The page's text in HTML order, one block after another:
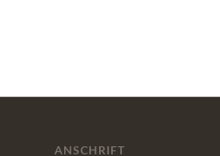
ANSCHRIFT